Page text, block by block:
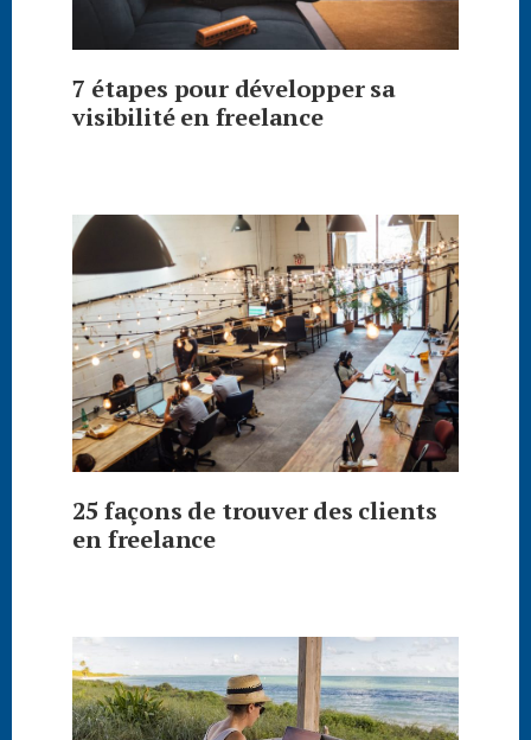
7 étapes pour développer sa
visibilité en freelance
25 façons de trouver des clients
en freelance